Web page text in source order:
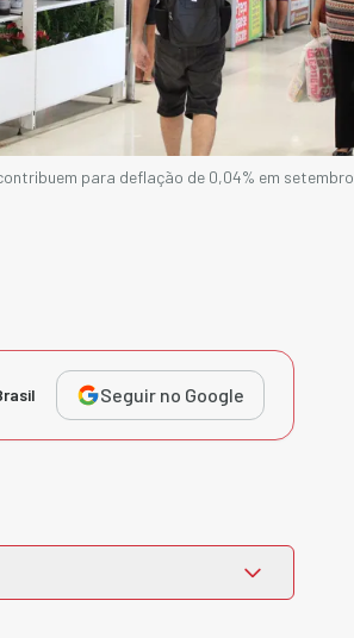
para deflação de 0,04% em setembro
Seguir no Google